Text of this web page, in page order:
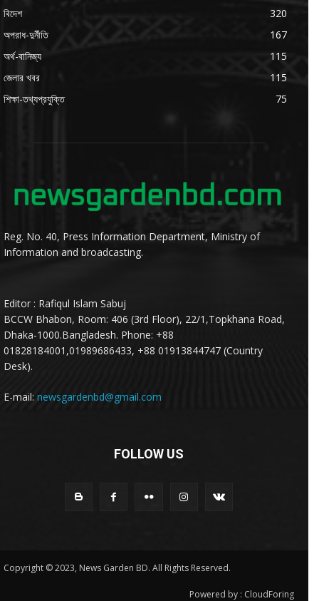
বিদেশ
320
অপরাধ-দুর্নীতি
167
অর্থ-বানিজ্য
115
জেলার খবর
115
শিক্ষা-তথ্যপ্রযুক্তি
75
Reg. No. 40, Press Information Department, Ministry of
Information and broadcasting.
Editor : Rafiqul Islam Sabuj
BCCW Bhabon, Room: 406 (3rd Floor), 22/1,Topkhana Road,
Dhaka-1000.Bangladesh. Phone: +88
01828184001,01989686433, +88 01913844747 (Country
Desk).
E-mail: newsgardenbd@gmail.com
FOLLOW US
Copyright © 2023, News Garden BD. All Rights Reserved.
Powered by : CloudForing